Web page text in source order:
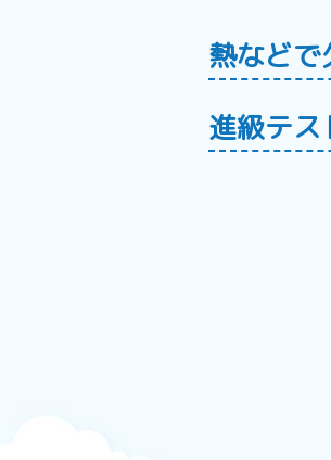
熱などで
進級テス